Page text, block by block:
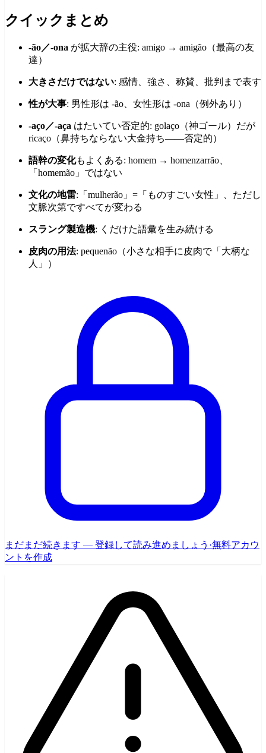
クイックまとめ
-ão／-ona が拡大辞の主役: amigo → amigão（最高の友
達）
大きさだけではない: 感情、強さ、称賛、批判まで表す
性が大事: 男性形は -ão、女性形は -ona（例外あり）
-aço／-aça はたいてい否定的: golaço（神ゴール）だが
ricaço（鼻持ちならない大金持ち——否定的）
語幹の変化もよくある: homem → homenzarrão、
「homemão」ではない
文化の地雷:「mulherão」=「ものすごい女性」、ただし
文脈次第ですべてが変わる
スラング製造機: くだけた語彙を生み続ける
皮肉の用法: pequenão（小さな相手に皮肉で「大柄な
人」）
まだまだ続きます — 登録して読み進めましょう ·無料アカウ
ントを作成